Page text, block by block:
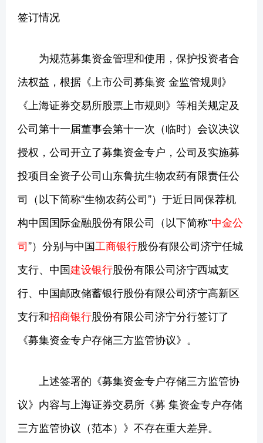
签订情况
为规范募集资金管理和使用，保护投资者合
法权益，根据《上市公司募集资 金监管规则》
《上海证券交易所股票上市规则》等相关规定及
公司第十一届董事会第十一次（临时）会议决议
授权，公司开立了募集资金专户，公司及实施募
投项目全资子公司山东鲁抗生物农药有限责任公
司（以下简称“生物农药公司”）于近日同保荐机
构中国国际金融股份有限公司（以下简称“中金公
司”）分别与中国工商银行股份有限公司济宁任城
支行、中国建设银行股份有限公司济宁西城支
行、中国邮政储蓄银行股份有限公司济宁高新区
支行和招商银行股份有限公司济宁分行签订了
《募集资金专户存储三方监管协议》。
上述签署的《募集资金专户存储三方监管协
议》内容与上海证券交易所《募 集资金专户存储
三方监管协议（范本）》不存在重大差异。